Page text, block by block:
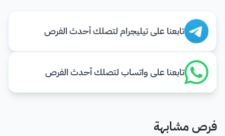
تابعنا على تيليجرام لتصلك أحدث الفرص
تابعنا على واتساب لتصلك أحدث الفرص
فرص مشابهة